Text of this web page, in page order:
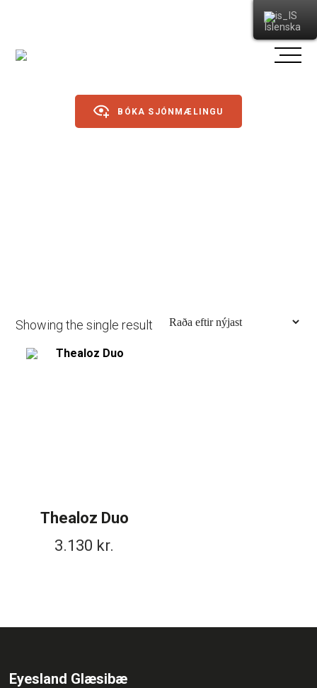
Mánaðarlinsur
Augnmeðferðir
Augndropar/gervitár
Sjálfbærni
BÓKA SJÓNMÆLINGU
Showing the single result
Thealoz Duo
3.130 kr.
Eyesland Glæsibæ
Íslenska